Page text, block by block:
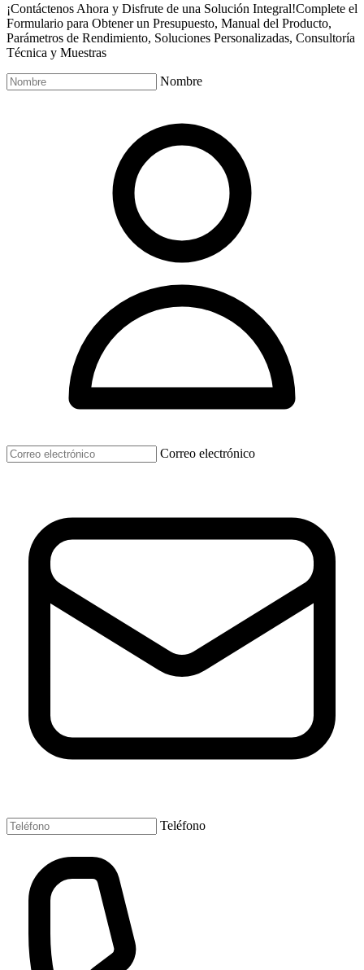
¡Contáctenos Ahora y Disfrute de una Solución Integral!Complete el
Formulario para Obtener un Presupuesto, Manual del Producto,
Parámetros de Rendimiento, Soluciones Personalizadas, Consultoría
Técnica y Muestras
Nombre
Correo electrónico
Teléfono